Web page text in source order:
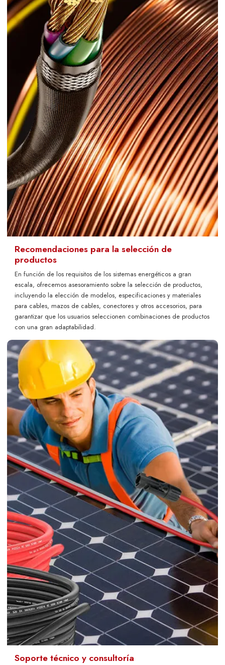
Recomendaciones para la selección de
productos
En función de los requisitos de los sistemas energéticos a gran
escala, ofrecemos asesoramiento sobre la selección de productos,
incluyendo la elección de modelos, especificaciones y materiales
para cables, mazos de cables, conectores y otros accesorios, para
garantizar que los usuarios seleccionen combinaciones de productos
con una gran adaptabilidad.
Soporte técnico y consultoría